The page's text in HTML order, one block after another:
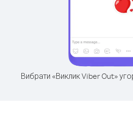
Вибрати «Виклик Viber Out»